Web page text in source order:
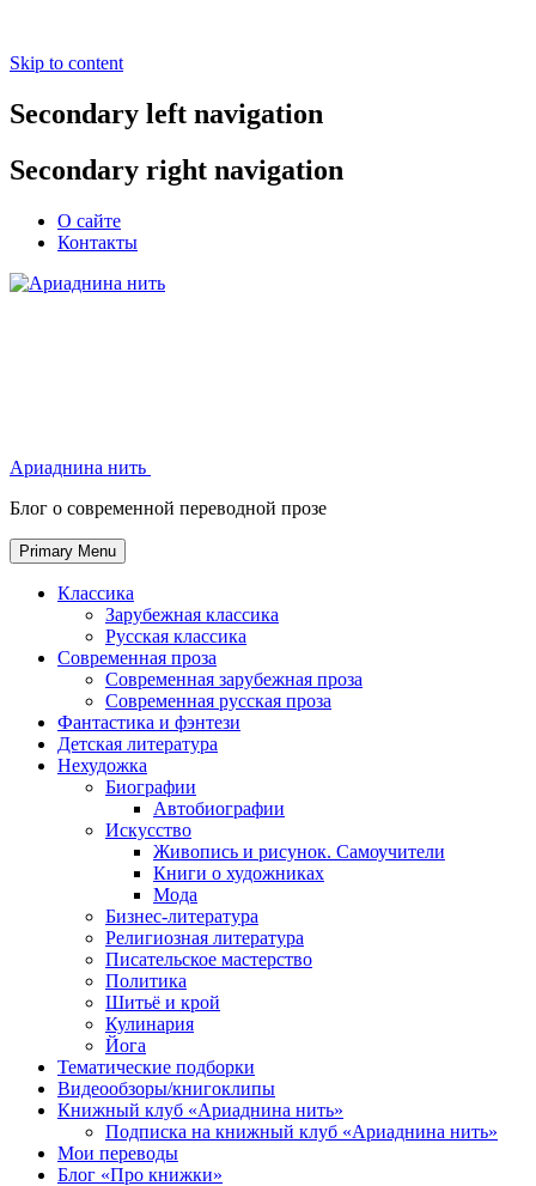
Skip to content
Secondary left navigation
Secondary right navigation
О сайте
Контакты
Ариаднина нить
Блог о современной переводной прозе
Primary Menu
Классика
Зарубежная классика
Русская классика
Современная проза
Современная зарубежная проза
Современная русская проза
Фантастика и фэнтези
Детская литература
Нехудожка
Биографии
Автобиографии
Искусство
Живопись и рисунок. Самоучители
Книги о художниках
Мода
Бизнес-литература
Религиозная литература
Писательское мастерство
Политика
Шитьё и крой
Кулинария
Йога
Тематические подборки
Видеообзоры/книгоклипы
Книжный клуб «Ариаднина нить»
Подписка на книжный клуб «Ариаднина нить»
Мои переводы
Блог «Про книжки»